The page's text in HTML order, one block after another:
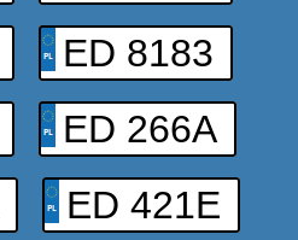
ED 8183
ED 266A
ED 421E